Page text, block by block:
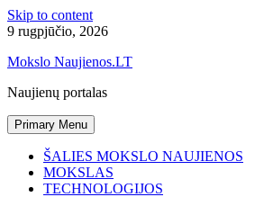
Skip to content
9 rugpjūčio, 2026
Mokslo Naujienos.LT
Naujienų portalas
Primary Menu
ŠALIES MOKSLO NAUJIENOS
MOKSLAS
TECHNOLOGIJOS